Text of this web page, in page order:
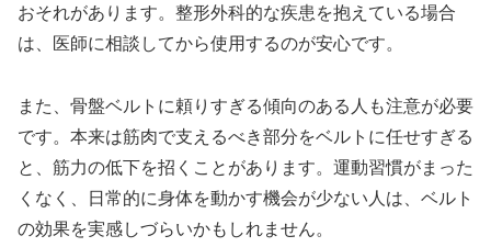
おそれがあります。整形外科的な疾患を抱えている場合
は、医師に相談してから使用するのが安心です。
また、骨盤ベルトに頼りすぎる傾向のある人も注意が必要
です。本来は筋肉で支えるべき部分をベルトに任せすぎる
と、筋力の低下を招くことがあります。運動習慣がまった
くなく、日常的に身体を動かす機会が少ない人は、ベルト
の効果を実感しづらいかもしれません。